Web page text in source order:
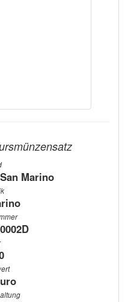
Marino